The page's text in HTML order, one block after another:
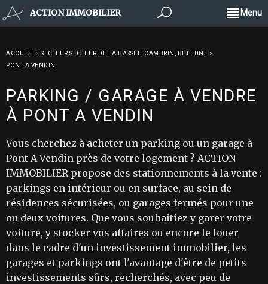
ACTION IMMOBILIER Menu
ACCUEIL > SECTEUR SECTEUR DE LA BASSÉE, CAMBRIN, BÉTHUNE >
PONT A VENDIN
PARKING / GARAGE À VENDRE
À PONT A VENDIN
Vous cherchez à acheter un parking ou un garage à
Pont A Vendin près de votre logement ? ACTION
IMMOBILIER propose des stationnements à la vente :
parkings en intérieur ou en surface, au sein de
résidences sécurisées, ou garages fermés pour une
ou deux voitures. Que vous souhaitiez y garer votre
voiture, y stocker vos affaires ou encore le louer
dans le cadre d'un investissement immobilier, les
garages et parkings ont l'avantage d'être de petits
investissements sûrs, recherchés, avec peu de